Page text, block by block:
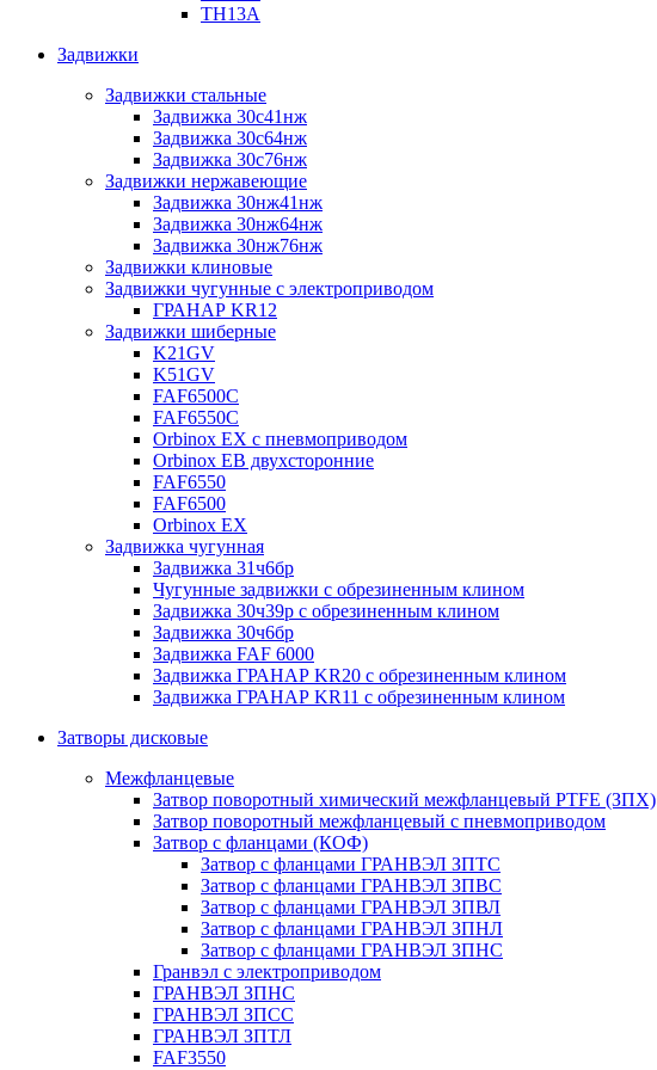
TH13A
Задвижки
Задвижки стальные
Задвижка 30с41нж
Задвижка 30с64нж
Задвижка 30с76нж
Задвижки нержавеющие
Задвижка 30нж41нж
Задвижка 30нж64нж
Задвижка 30нж76нж
Задвижки клиновые
Задвижки чугунные с электроприводом
ГРАНАР KR12
Задвижки шиберные
K21GV
K51GV
FAF6500C
FAF6550С
Orbinox EX с пневмоприводом
Orbinox EB двухсторонние
FAF6550
FAF6500
Orbinox EX
Задвижка чугунная
Задвижка 31ч6бр
Чугунные задвижки с обрезиненным клином
Задвижка 30ч39р с обрезиненным клином
Задвижка 30ч6бр
Задвижка FAF 6000
Задвижка ГРАНАР KR20 с обрезиненным клином
Задвижка ГРАНАР KR11 с обрезиненным клином
Затворы дисковые
Межфланцевые
Затвор поворотный химический межфланцевый PTFE (ЗПХ)
Затвор поворотный межфланцевый с пневмоприводом
Затвор с фланцами (КОФ)
Затвор с фланцами ГРАНВЭЛ ЗПТС
Затвор с фланцами ГРАНВЭЛ ЗПВС
Затвор с фланцами ГРАНВЭЛ ЗПВЛ
Затвор с фланцами ГРАНВЭЛ ЗПНЛ
Затвор с фланцами ГРАНВЭЛ ЗПНС
Гранвэл с электроприводом
ГРАНВЭЛ ЗПНС
ГРАНВЭЛ ЗПСС
ГРАНВЭЛ ЗПТЛ
FAF3550